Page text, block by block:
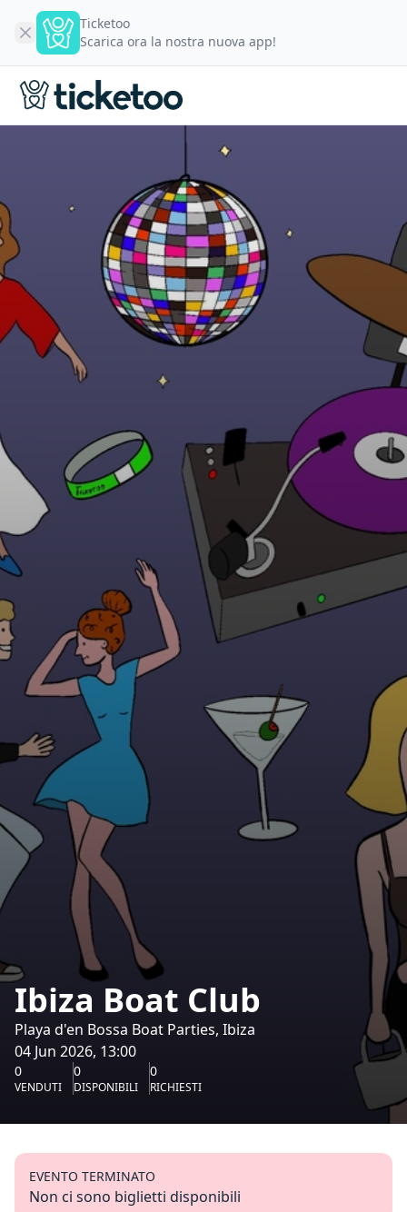
Ticketoo
Scarica ora la nostra nuova app!
Ibiza Boat Club
Playa d'en Bossa Boat Parties, Ibiza
04 Jun 2026, 13:00
0
VENDUTI
0
DISPONIBILI
0
RICHIESTI
EVENTO TERMINATO
Non ci sono biglietti disponibili